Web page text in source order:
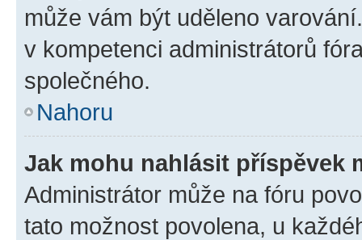
může vám být uděleno
v kompetenci administrátorů
společného.
Nahoru
Jak mohu nahlásit příspěvek
Administrátor může na fóru
tato možnost povolena, u